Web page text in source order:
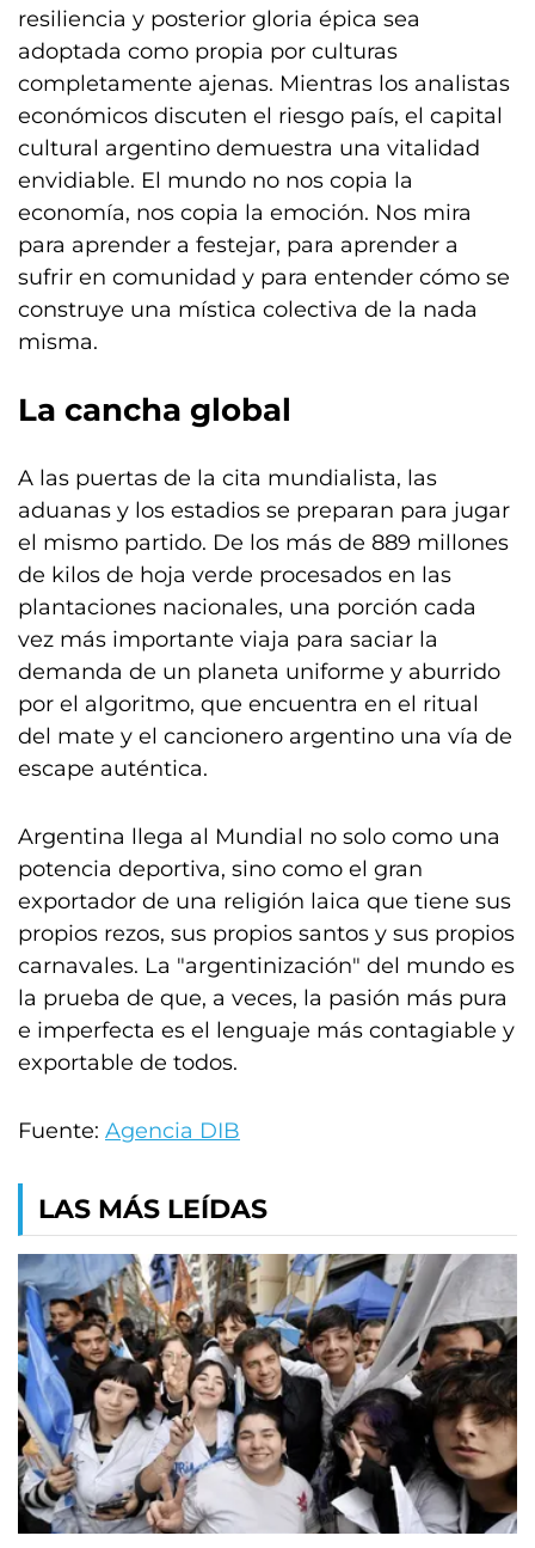
resiliencia y posterior gloria épica sea
adoptada como propia por culturas
completamente ajenas. Mientras los analistas
económicos discuten el riesgo país, el capital
cultural argentino demuestra una vitalidad
envidiable. El mundo no nos copia la
economía, nos copia la emoción. Nos mira
para aprender a festejar, para aprender a
sufrir en comunidad y para entender cómo se
construye una mística colectiva de la nada
misma.
La cancha global
A las puertas de la cita mundialista, las
aduanas y los estadios se preparan para jugar
el mismo partido. De los más de 889 millones
de kilos de hoja verde procesados en las
plantaciones nacionales, una porción cada
vez más importante viaja para saciar la
demanda de un planeta uniforme y aburrido
por el algoritmo, que encuentra en el ritual
del mate y el cancionero argentino una vía de
escape auténtica.
Argentina llega al Mundial no solo como una
potencia deportiva, sino como el gran
exportador de una religión laica que tiene sus
propios rezos, sus propios santos y sus propios
carnavales. La "argentinización" del mundo es
la prueba de que, a veces, la pasión más pura
e imperfecta es el lenguaje más contagiable y
exportable de todos.
Fuente: Agencia DIB
LAS MÁS LEÍDAS